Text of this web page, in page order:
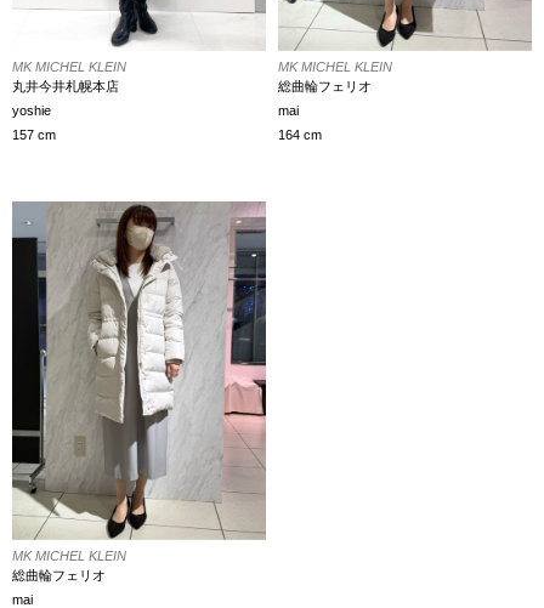
MK MICHEL KLEIN
丸井今井札幌本店
yoshie
157 cm
MK MICHEL KLEIN
総曲輪フェリオ
mai
164 cm
MK MICHEL KLEIN
総曲輪フェリオ
mai